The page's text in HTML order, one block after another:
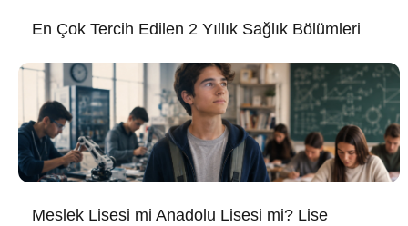
En Çok Tercih Edilen 2 Yıllık Sağlık Bölümleri
Meslek Lisesi mi Anadolu Lisesi mi? Lise